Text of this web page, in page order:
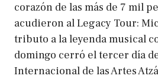
corazón de las más de 7 mil
acudieron al Legacy Tour:
tributo a la leyenda musical
domingo cerró el tercer día
Internacional de las Artes